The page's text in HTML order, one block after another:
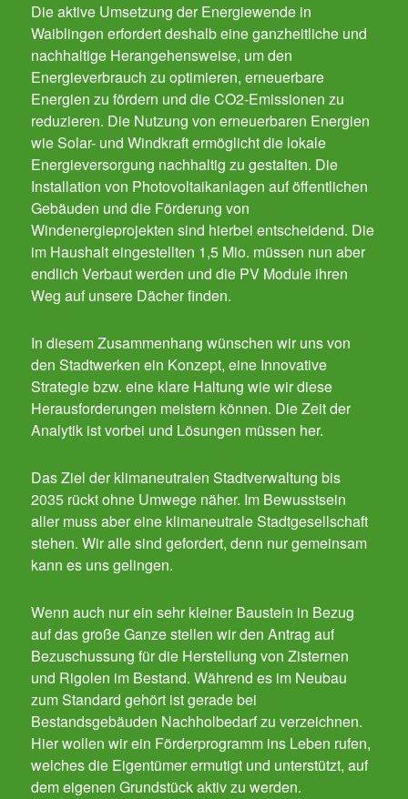
Die aktive Umsetzung der Energiewende in
Waiblingen erfordert deshalb eine ganzheitliche und
nachhaltige Herangehensweise, um den
Energieverbrauch zu optimieren, erneuerbare
Energien zu fördern und die CO2-Emissionen zu
reduzieren. Die Nutzung von erneuerbaren Energien
wie Solar- und Windkraft ermöglicht die lokale
Energieversorgung nachhaltig zu gestalten. Die
Installation von Photovoltaikanlagen auf öffentlichen
Gebäuden und die Förderung von
Windenergieprojekten sind hierbei entscheidend. Die
im Haushalt eingestellten 1,5 Mio. müssen nun aber
endlich Verbaut werden und die PV Module ihren
Weg auf unsere Dächer finden.
In diesem Zusammenhang wünschen wir uns von
den Stadtwerken ein Konzept, eine Innovative
Strategie bzw. eine klare Haltung wie wir diese
Herausforderungen meistern können. Die Zeit der
Analytik ist vorbei und Lösungen müssen her.
Das Ziel der klimaneutralen Stadtverwaltung bis
2035 rückt ohne Umwege näher. Im Bewusstsein
aller muss aber eine klimaneutrale Stadtgesellschaft
stehen. Wir alle sind gefordert, denn nur gemeinsam
kann es uns gelingen.
Wenn auch nur ein sehr kleiner Baustein in Bezug
auf das große Ganze stellen wir den Antrag auf
Bezuschussung für die Herstellung von Zisternen
und Rigolen im Bestand. Während es im Neubau
zum Standard gehört ist gerade bei
Bestandsgebäuden Nachholbedarf zu verzeichnen.
Hier wollen wir ein Förderprogramm ins Leben rufen,
welches die Eigentümer ermutigt und unterstützt, auf
dem eigenen Grundstück aktiv zu werden.